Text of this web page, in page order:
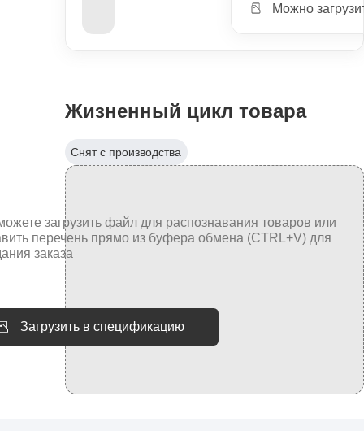
Можно
Жизненный цикл товара
Снят с производства
Загрузить в спецификацию